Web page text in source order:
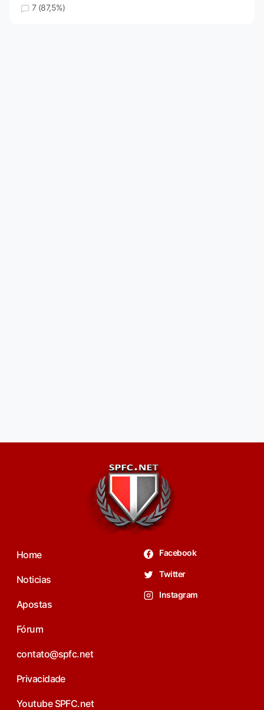
7 (87,5%)
Home
Noticias
Apostas
Fórum
contato@spfc.net
Privacidade
Youtube SPFC.net
Facebook
Twitter
Instagram